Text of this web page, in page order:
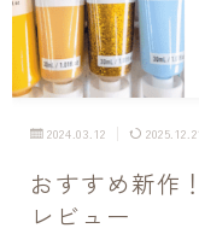
つ
絵と暮
社会人をしながら
最近は油絵、ア
かれています。
2024.03.12
おすすめ新作
レビュー